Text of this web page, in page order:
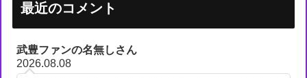
最近のコメント
武豊ファンの名無しさん
2026.08.08